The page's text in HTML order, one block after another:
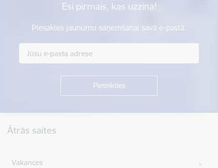
Esi pirmais, kas uzzina!
Piesakies jaunumu saņemšanai savā e-pastā.
Ātrās saites
Vakances